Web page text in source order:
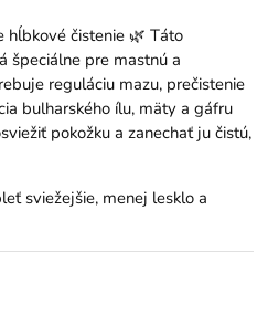
čistenie 🌿 Táto
špeciálne pre mastnú a
reguláciu mazu, prečistenie
bulharského ílu, mäty a gáfru
pokožku a zanechať ju čistú,
sviežejšie, menej lesklo a